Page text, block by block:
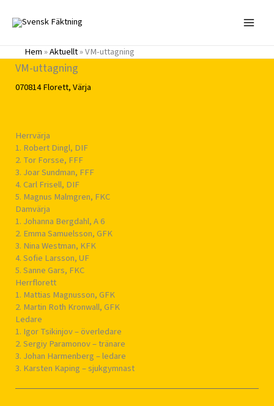
innehåll
Hem»Aktuellt»VM-uttagning
VM-uttagning
070814Florett,Värja
Herrvärja
1. Robert Dingl, DIF
2. Tor Forsse, FFF
3. Joar Sundman, FFF
4. Carl Frisell, DIF
5. Magnus Malmgren, FKC
Damvärja
1. Johanna Bergdahl, A 6
2. Emma Samuelsson, GFK
3. Nina Westman, KFK
4. Sofie Larsson, UF
5. Sanne Gars, FKC
Herrflorett
1. Mattias Magnusson, GFK
2. Martin Roth Kronwall, GFK
Ledare
1. Igor Tsikinjov – överledare
2. Sergiy Paramonov – tränare
3. Johan Harmenberg – ledare
3. Karsten Kaping – sjukgymnast